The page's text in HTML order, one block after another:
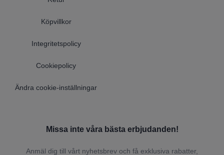
Köpvillkor
Integritetspolicy
Cookiepolicy
Ändra cookie-inställningar
Missa inte våra bästa erbjudanden!
Anmäl dig till vårt nyhetsbrev och få exklusiva rabatter,